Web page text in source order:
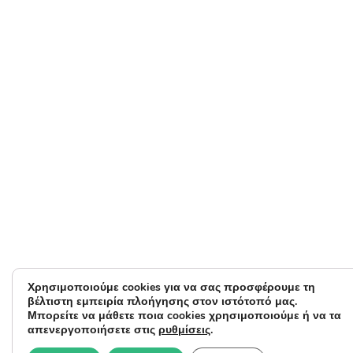
Χρησιμοποιούμε cookies για να σας προσφέρουμε τη
βέλτιστη εμπειρία πλοήγησης στον ιστότοπό μας.
Μπορείτε να μάθετε ποια cookies χρησιμοποιούμε ή να τα
απενεργοποιήσετε στις ρυθμίσεις.